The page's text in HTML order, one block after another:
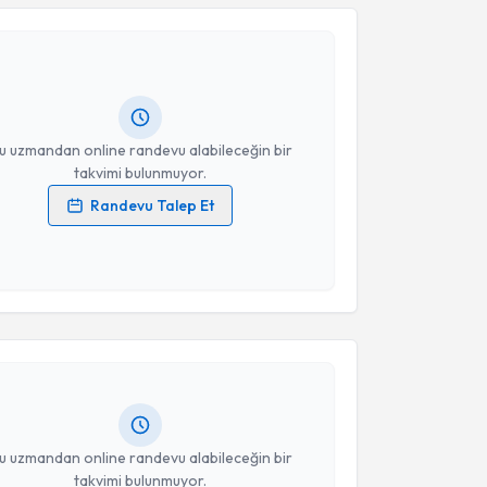
uzmandan online randevu alabileceğin bir
takvimi bulunmuyor.
Randevu Talep Et
verilerimin işlenmesine ilişkinAydınlatma Metni
Takvim Talebini Gönder
uzmandan online randevu alabileceğin bir
takvimi bulunmuyor.
için randevu takvimi talebi oluşturun.
randevu almanız için bir takvim